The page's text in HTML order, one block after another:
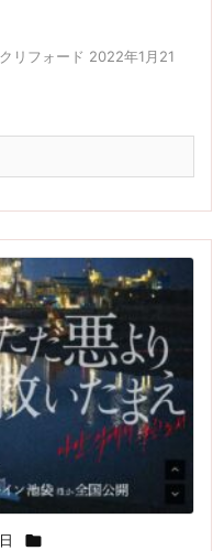
リフォード 2022年1月21
